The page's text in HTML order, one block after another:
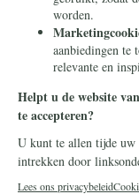
Nalaten
Zelf
© 2026 Stichting